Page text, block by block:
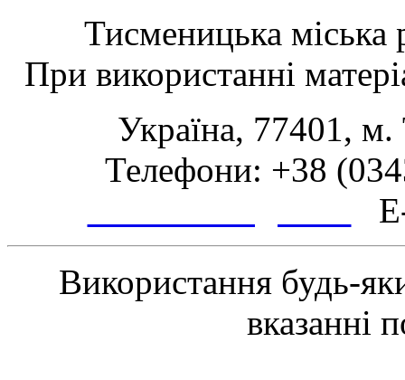
Тисменицька міська
При використанні
Україна, 77401,
Телефони: +38
Використання будь-
вказанні